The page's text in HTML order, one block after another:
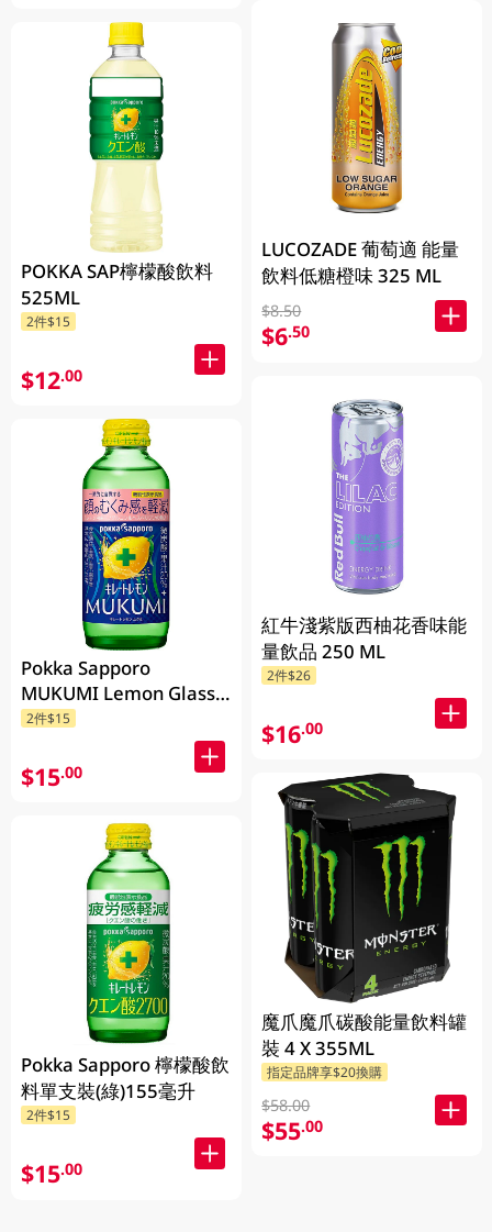
POKKA SAP檸檬酸飲料
525ML
2件$15
$12.00
Pokka Sapporo
MUKUMI Lemon Glass
Single Bottle 155ML
2件$15
$15.00
Pokka Sapporo 檸檬酸飲
料單支裝(綠)155毫升
2件$15
$15.00
LUCOZADE 葡萄適 能量
飲料低糖橙味 325 ML
$8.50
$6.50
紅牛淺紫版西柚花香味能
量飲品 250 ML
2件$26
$16.00
魔爪魔爪碳酸能量飲料罐
裝 4 X 355ML
指定品牌享$20換購
$58.00
$55.00